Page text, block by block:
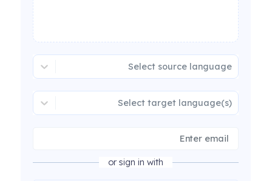
Select source language
Select target language(s)
or sign in with